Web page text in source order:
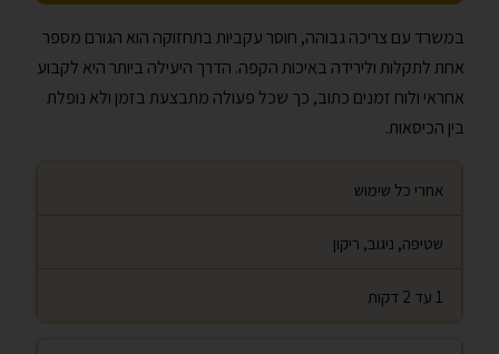
במשרד עם צריכה גבוהה, חוסר עקביות בתחזוקה הוא הגורם מספר
אחת לתקלות ולירידה באיכות הקפה. הדרך היעילה ביותר היא לקבוע
אחראי ולוח זמנים כתוב, כך שכל פעולה מתבצעת בזמן ולא נופלת
בין הכיסאות.
אחרי כל שימוש
שטיפה, ניגוב, ריקון
1 עד 2 דקות